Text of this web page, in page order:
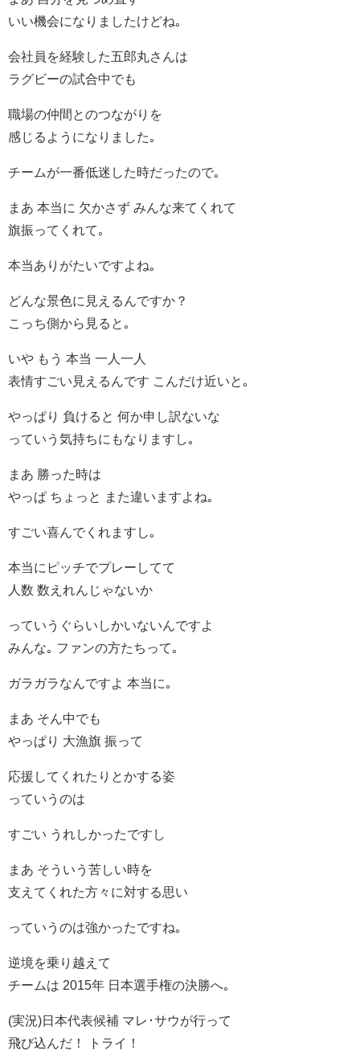
いい機会になりましたけどね｡
会社員を経験した五郎丸さんは
ラグビーの試合中でも
職場の仲間とのつながりを
感じるようになりました｡
チームが一番低迷した時だったので｡
まあ 本当に 欠かさず みんな来てくれて
旗振ってくれて｡
本当ありがたいですよね｡
どんな景色に見えるんですか？
こっち側から見ると｡
いや もう 本当 一人一人
表情すごい見えるんです こんだけ近いと｡
やっぱり 負けると 何か申し訳ないな
っていう気持ちにもなりますし｡
まあ 勝った時は
やっぱ ちょっと また違いますよね｡
すごい喜んでくれますし｡
本当にピッチでプレーしてて
人数 数えれんじゃないか
っていうぐらいしかいないんですよ
みんな｡ ファンの方たちって｡
ガラガラなんですよ 本当に｡
まあ そん中でも
やっぱり 大漁旗 振って
応援してくれたりとかする姿
っていうのは
すごい うれしかったですし
まあ そういう苦しい時を
支えてくれた方々に対する思い
っていうのは強かったですね｡
逆境を乗り越えて
チームは 2015年 日本選手権の決勝へ｡
(実況)日本代表候補 マレ･サウが行って
飛び込んだ！ トライ！